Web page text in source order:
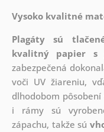
Vysoko kvalitné
Plagáty sú
kvalitný papier s
zabezpečená
voči UV žiareniu,
dlhodobom
i rámy sú
zápachu, takže sú